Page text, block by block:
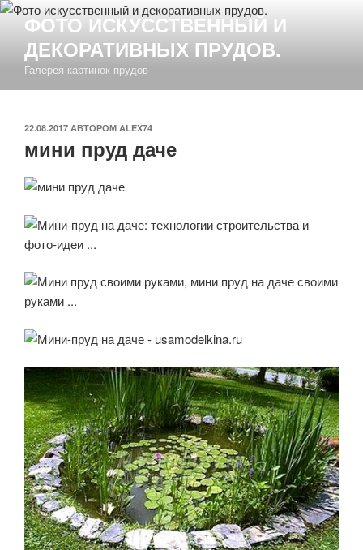
Перейти
содержимому
ФОТО ИСКУССТВЕННЫЙ И
ДЕКОРАТИВНЫХ ПРУДОВ.
Галерея картинок прудов
ОПУБЛИКОВАНО
22.08.2017 АВТОРОМ ALEX74
мини пруд даче